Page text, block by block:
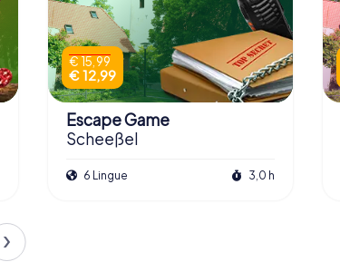
€ 15,99
€ 12,99
Escape Game
Scheeßel
6 Lingue 3,0 h